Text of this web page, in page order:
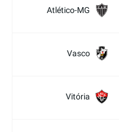
Atlético-MG
Vasco
Vitória